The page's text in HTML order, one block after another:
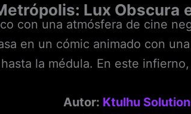
Lux Obscura
con una atmósfera de cine
en un cómic animado con
la médula. En este
Autor: Ktulhu